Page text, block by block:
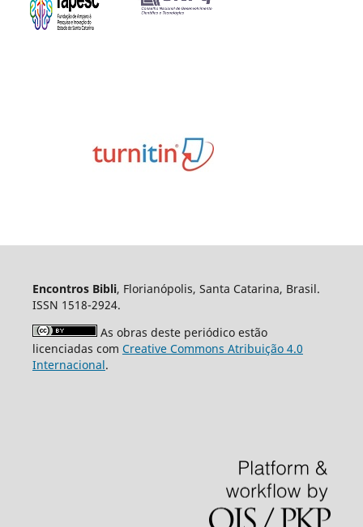
Encontros Bibli, Florianópolis, Santa Catarina, Brasil.
ISSN 1518-2924.
As obras deste periódico estão
licenciadas com Creative Commons Atribuição 4.0
Internacional.